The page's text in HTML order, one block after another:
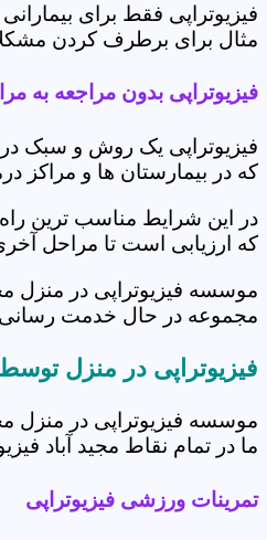
فیزیوتراپی فقط برای
مثال برای برطرف کردن
فیزیوتراپی بدون مراجعه به
فیزیوتراپی یک روش و سبک
که در بیمارستان ها و مراکز
در این شرایط مناسب ترین
که ارزیابی است تا مراحل
موسسه فیزیوتراپی در منزل
مجموعه در حال خدمت
فیزیوتراپی در منزل
موسسه فیزیوتراپی در منزل
ما در تمام نقاط مجید آباد
تمرینات ورزشی فیزیوتراپی